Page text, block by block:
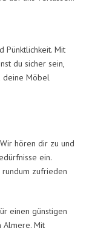
Pünktlichkeit. Mit
du sicher sein,
deine Möbel
hören dir zu und
ein.
zufrieden
einen günstigen
Almere. Mit